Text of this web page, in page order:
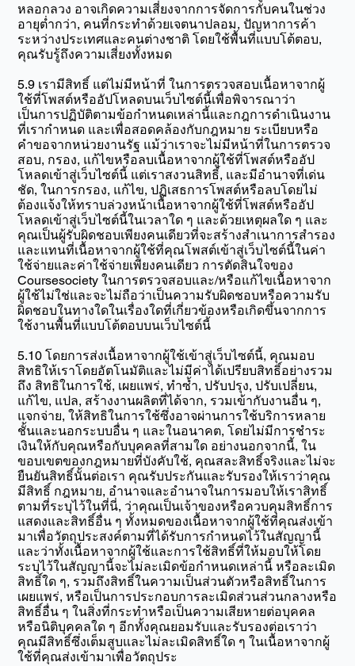
หลอกลวง อาจเกิดความเสี่ยงจากการจัดการกับคนในช่วง
อายุต่ำกว่า, คนที่กระทำด้วยเจตนาปลอม, ปัญหาการค้า
ระหว่างประเทศและคนต่างชาติ โดยใช้พื้นที่แบบโต้ตอบ,
คุณรับรู้ถึงความเสี่ยงทั้งหมด
5.9 เรามีสิทธิ์ แต่ไม่มีหน้าที่ ในการตรวจสอบเนื้อหาจากผู้
ใช้ที่โพสต์หรืออัปโหลดบนเว็บไซต์นี้เพื่อพิจารณาว่า
เป็นการปฏิบัติตามข้อกำหนดเหล่านี้และกฎการดำเนินงาน
ที่เรากำหนด และเพื่อสอดคล้องกับกฎหมาย ระเบียบหรือ
คำขอจากหน่วยงานรัฐ แม้ว่าเราจะไม่มีหน้าที่ในการตรวจ
สอบ, กรอง, แก้ไขหรือลบเนื้อหาจากผู้ใช้ที่โพสต์หรืออัป
โหลดเข้าสู่เว็บไซต์นี้ แต่เราสงวนสิทธิ์, และมีอำนาจที่เด่น
ชัด, ในการกรอง, แก้ไข, ปฏิเสธการโพสต์หรือลบโดยไม่
ต้องแจ้งให้ทราบล่วงหน้าเนื้อหาจากผู้ใช้ที่โพสต์หรืออัป
โหลดเข้าสู่เว็บไซต์นี้ในเวลาใด ๆ และด้วยเหตุผลใด ๆ และ
คุณเป็นผู้รับผิดชอบเพียงคนเดียวที่จะสร้างสำเนาการสำรอง
และแทนที่เนื้อหาจากผู้ใช้ที่คุณโพสต์เข้าสู่เว็บไซต์นี้ในค่า
ใช้จ่ายและค่าใช้จ่ายเพียงคนเดียว การตัดสินใจของ
Coursesociety ในการตรวจสอบและ/หรือแก้ไขเนื้อหาจาก
ผู้ใช้ไม่ใช่และจะไม่ถือว่าเป็นความรับผิดชอบหรือความรับ
ผิดชอบในทางใดในเรื่องใดที่เกี่ยวข้องหรือเกิดขึ้นจากการ
ใช้งานพื้นที่แบบโต้ตอบบนเว็บไซต์นี้
5.10 โดยการส่งเนื้อหาจากผู้ใช้เข้าสู่เว็บไซต์นี้, คุณมอบ
สิทธิให้เราโดยอัตโนมัติและไม่มีค่าได้เปรียบสิทธิ์อย่างรวม
ถึง สิทธิในการใช้, เผยแพร่, ทำซ้ำ, ปรับปรุง, ปรับเปลี่ยน,
แก้ไข, แปล, สร้างงานผลิตที่ได้จาก, รวมเข้ากับงานอื่น ๆ,
แจกจ่าย, ให้สิทธิในการใช้ซึ่งอาจผ่านการใช้บริการหลาย
ชั้นและนอกระบบอื่น ๆ และในอนาคต, โดยไม่มีการชำระ
เงินให้กับคุณหรือกับบุคคลที่สามใด อย่างนอกจากนี้, ใน
ขอบเขตของกฎหมายที่บังคับใช้, คุณสละสิทธิ์จริงและไม่จะ
ยืนยันสิทธิ์นั้นต่อเรา คุณรับประกันและรับรองให้เราว่าคุณ
มีสิทธิ์ กฎหมาย, อำนาจและอำนาจในการมอบให้เราสิทธิ์
ตามที่ระบุไว้ในที่นี่, ว่าคุณเป็นเจ้าของหรือควบคุมสิทธิ์การ
แสดงและสิทธิ์อื่น ๆ ทั้งหมดของเนื้อหาจากผู้ใช้ที่คุณส่งเข้า
มาเพื่อวัตถุประสงค์ตามที่ได้รับการกำหนดไว้ในสัญญานี้
และว่าทั้งเนื้อหาจากผู้ใช้และการใช้สิทธิ์ที่ให้มอบให้โดย
ระบุไว้ในสัญญานี้จะไม่ละเมิดข้อกำหนดเหล่านี้ หรือละเมิด
สิทธิ์ใด ๆ, รวมถึงสิทธิ์ในความเป็นส่วนตัวหรือสิทธิ์ในการ
เผยแพร่, หรือเป็นการประกอบการละเมิดส่วนส่วนกลางหรือ
สิทธิ์อื่น ๆ ในสิ่งที่กระทำหรือเป็นความเสียหายต่อบุคคล
หรือนิติบุคคลใด ๆ อีกทั้งคุณยอมรับและรับรองต่อเราว่า
คุณมีสิทธิ์ซึ่งเต็มสูบและไม่ละเมิดสิทธิ์ใด ๆ ในเนื้อหาจากผู้
ใช้ที่คุณส่งเข้ามาเพื่อวัตถุประ